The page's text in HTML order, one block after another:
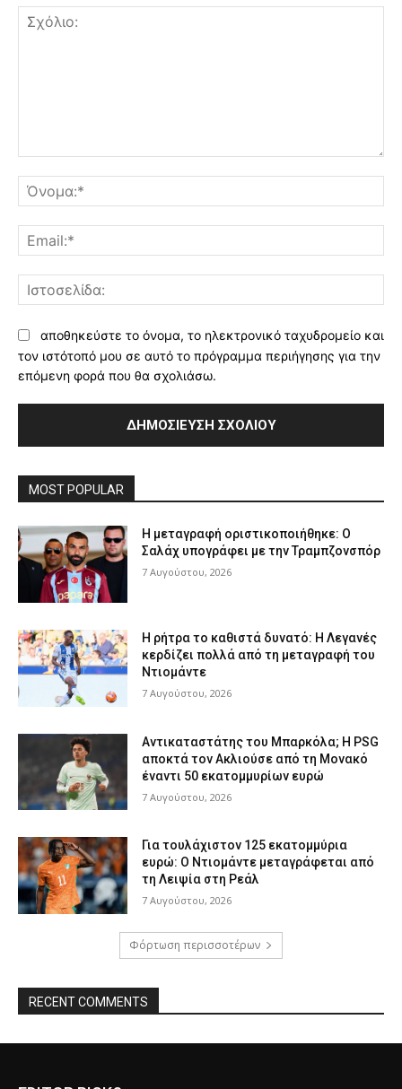
αποθηκεύστε το όνομα, το ηλεκτρονικό ταχυδρομείο και
τον ιστότοπό μου σε αυτό το πρόγραμμα περιήγησης για την
επόμενη φορά που θα σχολιάσω.
MOST POPULAR
Η μεταγραφή οριστικοποιήθηκε: Ο
Σαλάχ υπογράφει με την Τραμπζονσπόρ
7 Αυγούστου, 2026
Η ρήτρα το καθιστά δυνατό: Η Λεγανές
κερδίζει πολλά από τη μεταγραφή του
Ντιομάντε
7 Αυγούστου, 2026
Αντικαταστάτης του Μπαρκόλα; Η PSG
αποκτά τον Ακλιούσε από τη Μονακό
έναντι 50 εκατομμυρίων ευρώ
7 Αυγούστου, 2026
Για τουλάχιστον 125 εκατομμύρια
ευρώ: Ο Ντιομάντε μεταγράφεται από
τη Λειψία στη Ρεάλ
7 Αυγούστου, 2026
Φόρτωση περισσοτέρων
RECENT COMMENTS